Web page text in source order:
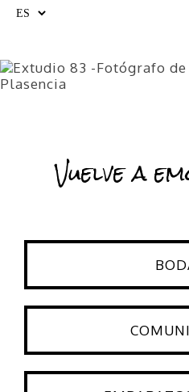
Vuelve a